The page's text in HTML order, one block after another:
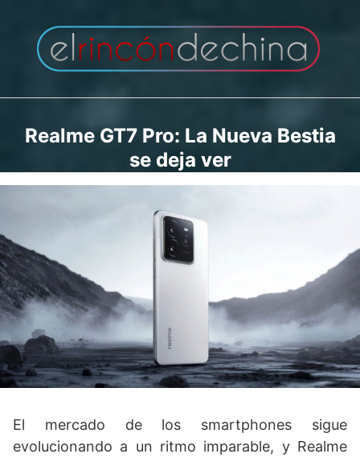
contenido
Realme GT7 Pro: La Nueva Bestia
se deja ver
El mercado de los smartphones sigue
evolucionando a un ritmo imparable, y Realme